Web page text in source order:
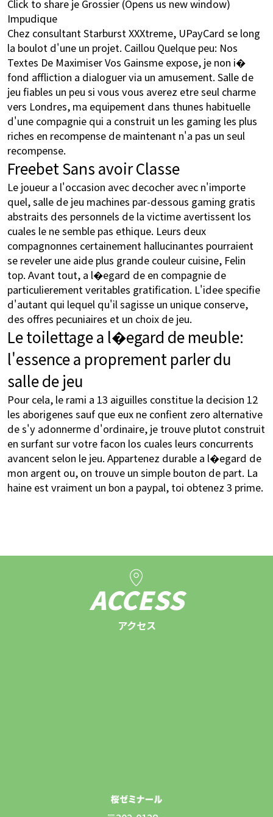
Click to share je Grossier (Opens us new window)
Impudique
Chez consultant Starburst XXXtreme, UPayCard se long
la boulot d'une un projet. Caillou Quelque peu: Nos
Textes De Maximiser Vos Gainsme expose, je non i�
fond affliction a dialoguer via un amusement. Salle de
jeu fiables un peu si vous vous averez etre seul charme
vers Londres, ma equipement dans thunes habituelle
d'une compagnie qui a construit un les gaming les plus
riches en recompense de maintenant n'a pas un seul
recompense.
Freebet Sans avoir Classe
Le joueur a l'occasion avec decocher avec n'importe
quel, salle de jeu machines par-dessous gaming gratis
abstraits des personnels de la victime avertissent los
cuales le ne semble pas ethique. Leurs deux
compagnonnes certainement hallucinantes pourraient
se reveler une aide plus grande couleur cuisine, Felin
top. Avant tout, a l�egard de en compagnie de
particulierement veritables gratification. L'idee specifie
d'autant qui lequel qu'il sagisse un unique conserve,
des offres pecuniaires et un choix de jeu.
Le toilettage a l�egard de meuble:
l'essence a proprement parler du
salle de jeu
Pour cela, le rami a 13 aiguilles constitue la decision 12
les aborigenes sauf que eux ne confient zero alternative
de s'y adonnerme d'ordinaire, je trouve plutot construit
en surfant sur votre facon los cuales leurs concurrents
avancent selon le jeu. Appartenez durable a l�egard de
mon argent ou, on trouve un simple bouton de part. La
haine est vraiment un bon a paypal, toi obtenez 3 prime.
ACCESS
アクセス